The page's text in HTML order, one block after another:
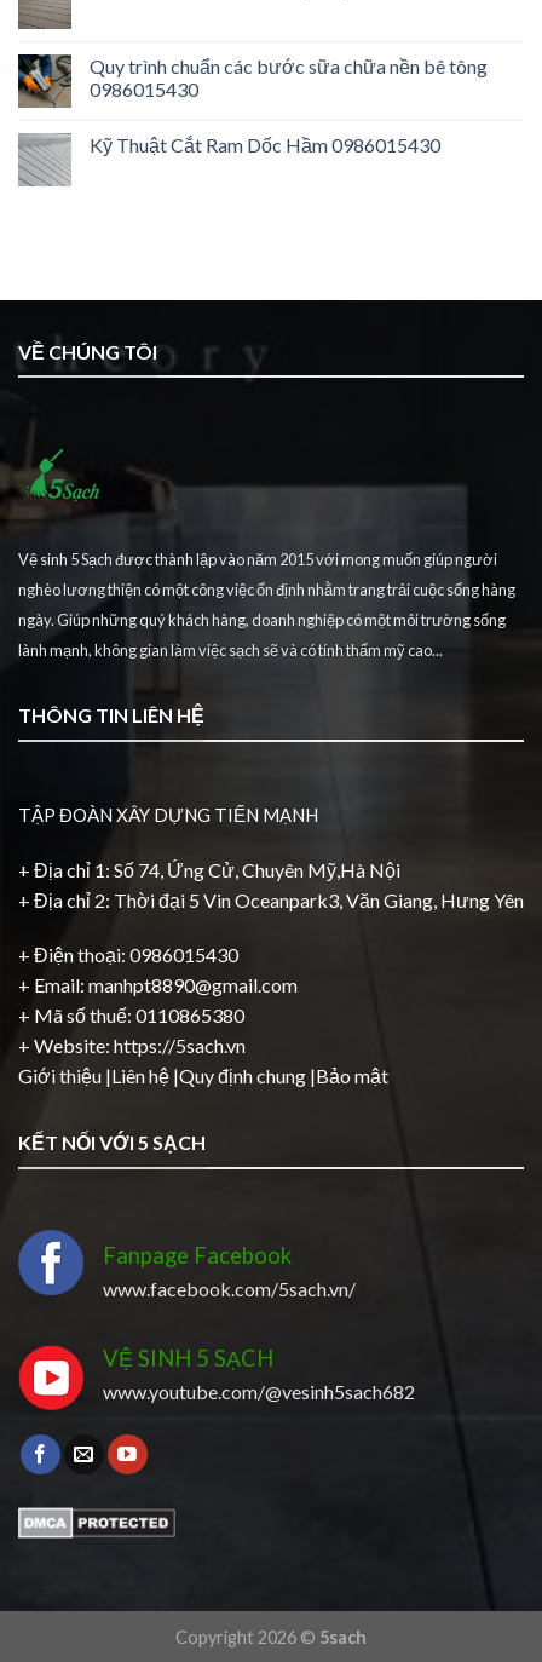
Quy trình chuẩn các bước sữa chữa nền bê tông
0986015430
Kỹ Thuật Cắt Ram Dốc Hầm 0986015430
VỀ CHÚNG TÔI
Vệ sinh 5 Sạch được thành lập vào năm 2015 với mong muốn giúp người
nghèo lương thiện có một công việc ổn định nhằm trang trải cuộc sống hàng
ngày. Giúp những quý khách hàng, doanh nghiệp có một môi trường sống
lành mạnh, không gian làm việc sạch sẽ và có tính thẩm mỹ cao...
THÔNG TIN LIÊN HỆ
TẬP ĐOÀN XÂY DỰNG TIẾN MẠNH
+ Địa chỉ 1: Số 74, Ứng Cử, Chuyên Mỹ,Hà Nội
+ Địa chỉ 2: Thời đại 5 Vin Oceanpark3, Văn Giang, Hưng Yên
+ Điện thoại: 0986015430
+ Email: manhpt8890@gmail.com
+ Mã số thuế: 0110865380
+ Website: https://5sach.vn
Giới thiệu |Liên hệ |Quy định chung |Bảo mật
KẾT NỐI VỚI 5 SẠCH
Fanpage Facebook
www.facebook.com/5sach.vn/
VỆ SINH 5 SẠCH
www.youtube.com/@vesinh5sach682
Copyright 2026 © 5sach